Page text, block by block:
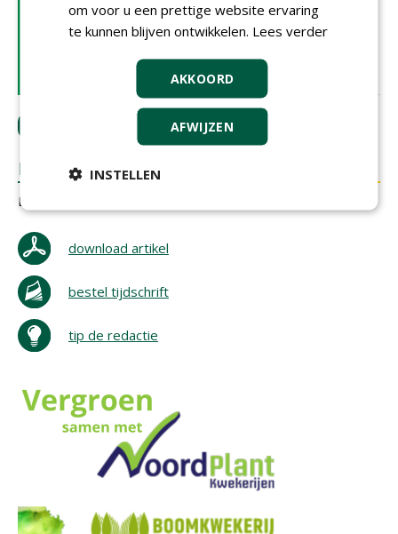
BetereBomen - top 10
voedselboswaardige bomen
met je e-mailadres om te reageren.
REACTIES
Er zijn nog geen reacties.
download artikel
bestel tijdschrift
tip de redactie
om voor u een prettige website ervaring
te kunnen blijven ontwikkelen. Lees verder
AKKOORD
AFWIJZEN
INSTELLEN